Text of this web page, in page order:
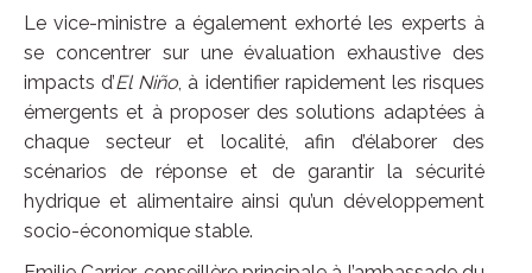
Le vice-ministre a également exhorté les experts à
se concentrer sur une évaluation exhaustive des
impacts d’El Niño, à identifier rapidement les risques
émergents et à proposer des solutions adaptées à
chaque secteur et localité, afin d’élaborer des
scénarios de réponse et de garantir la sécurité
hydrique et alimentaire ainsi qu’un développement
socio-économique stable.